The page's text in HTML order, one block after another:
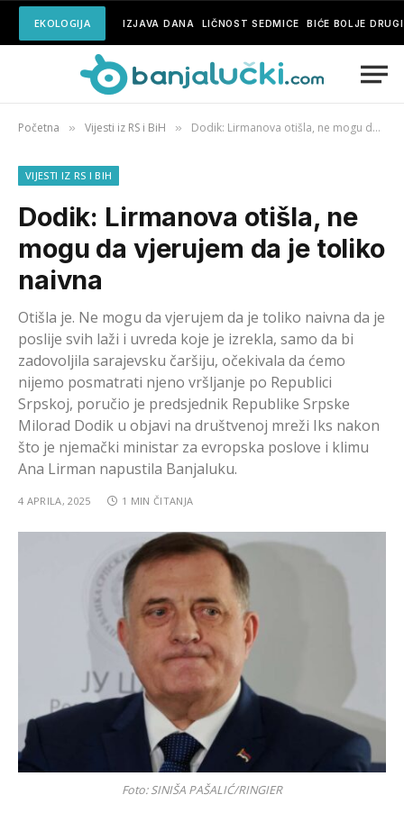
EKOLOGIJA IZJAVA DANA LIČNOST SEDMICE BIĆE BOLJE
Početna » Vijesti iz RS i BiH » Dodik: Lirmanova otišla, ne mogu da vjerujem da je toliko naivna
VIJESTI IZ RS I BIH
Dodik: Lirmanova otišla, ne
mogu da vjerujem da je toliko
naivna
Otišla je. Ne mogu da vjerujem da je toliko naivna da je
poslije svih laži i uvreda koje je izrekla, samo da bi
zadovoljila sarajevsku čaršiju, očekivala da ćemo
nijemo posmatrati njeno vršljanje po Republici
Srpskoj, poručio je predsjednik Republike Srpske
Milorad Dodik u objavi na društvenoj mreži Iks nakon
što je njemački ministar za evropska poslove i klimu
Ana Lirman napustila Banjaluku.
4 APRILA, 2025 1 MIN ČITANJA
Foto: SINIŠA PAŠALIĆ/RINGIER